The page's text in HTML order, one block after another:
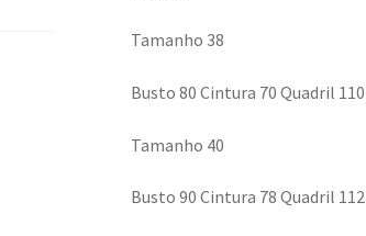
Tamanho 38
Busto 80 Cintura 70 Quadril 110
Tamanho 40
Busto 90 Cintura 78 Quadril 112